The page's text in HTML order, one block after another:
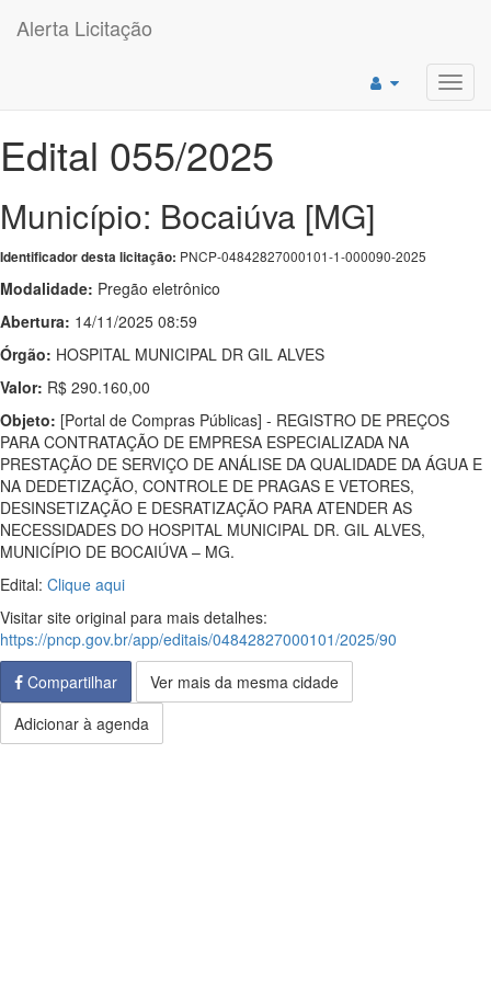
Alerta Licitação
Edital 055/2025
Município: Bocaiúva [MG]
Identificador desta licitação: PNCP-04842827000101-1-000090-2025
Modalidade: Pregão eletrônico
Abertura: 14/11/2025 08:59
Órgão: HOSPITAL MUNICIPAL DR GIL ALVES
Valor: R$ 290.160,00
Objeto: [Portal de Compras Públicas] - REGISTRO DE PREÇOS
PARA CONTRATAÇÃO DE EMPRESA ESPECIALIZADA NA
PRESTAÇÃO DE SERVIÇO DE ANÁLISE DA QUALIDADE DA ÁGUA E
NA DEDETIZAÇÃO, CONTROLE DE PRAGAS E VETORES,
DESINSETIZAÇÃO E DESRATIZAÇÃO PARA ATENDER AS
NECESSIDADES DO HOSPITAL MUNICIPAL DR. GIL ALVES,
MUNICÍPIO DE BOCAIÚVA – MG.
Edital: Clique aqui
Visitar site original para mais detalhes:
https://pncp.gov.br/app/editais/04842827000101/2025/90
Compartilhar
Ver mais da mesma cidade
Adicionar à agenda